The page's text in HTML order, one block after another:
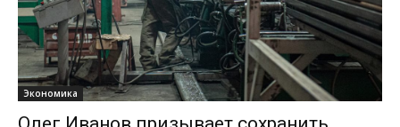
Экономика